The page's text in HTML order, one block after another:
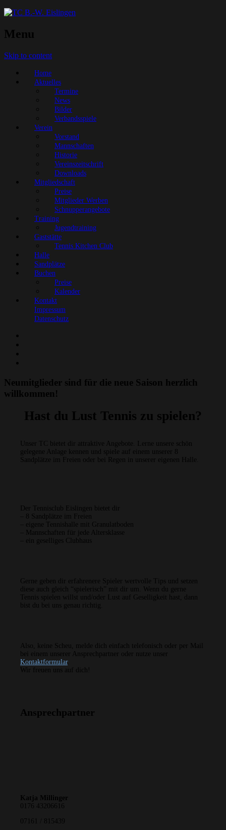
Menu
Skip to content
Home
Aktuelles
Termine
News
Bilder
Verbandsspiele
Verein
Vorstand
Mannschaften
Historie
Vereinszeitschrift
Downloads
Mitgliedschaft
Preise
Mitglieder Werben
Schnupperangebote
Training
Jugendtraining
Gaststätte
Tennis Kitchen Club
Halle
Sandplätze
Buchen
Preise
Kalender
Kontakt
Impressum
Datenschutz
Neumitglieder sind für die neue Saison herzlich
willkommen!
Hast du Lust Tennis zu spielen?
Unser TC bietet dir attraktive Angebote. Lerne unsere schön
gelegene Anlage kennen und spiele auf einem unserer 8
Sandplätze im Freien oder bei Regen in unserer eigenen Halle.
Der Tennisclub Eislingen bietet dir
– 8 Sandplätze im Freien
– eigene Tennishalle mit Granulatboden
– Mannschaften für jede Altersklasse
– ein geselliges Clubhaus
Gerne geben dir erfahrenere Spieler wertvolle Tips und setzen
diese auch gleich “spielerisch” mit dir um. Wenn du gerne
Tennis spielen willst und/oder Lust auf Geselligkeit hast, dann
bist du bei uns genau richtig.
Also, keine Scheu, melde dich einfach telefonisch oder per Mail
bei einem unserer Ansprechpartner oder nutze unser
Kontaktformular.
Wir freuen uns auf dich!
Ansprechpartner
Katja Millinger
0176 43206616
07161 / 815439